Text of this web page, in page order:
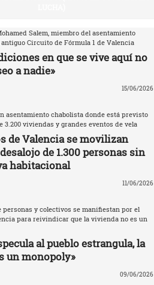
Salem, miembro del asentamiento
Circuito de Fórmula 1 de Valencia
en que se vive aquí no
a nadie»
15/06/2026
asentamiento chabolista donde está previsto
3.200 viviendas y grandes eventos de vela
de Valencia se movilizan
de 1.300 personas sin
habitacional
11/06/2026
personas y colectivos se manifiestan por el
para reivindicar que la vivienda no es un
al pueblo estrangula, la
un monopoly»
09/06/2026